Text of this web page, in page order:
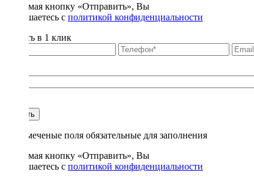
Нажимая кнопку «Отправить», Вы
соглашаетесь с политикой конфиденциальности
Купить в 1 клик
Купить
* - отмеченые поля обязательные для заполнения
Нажимая кнопку «Отправить», Вы
соглашаетесь с политикой конфиденциальности